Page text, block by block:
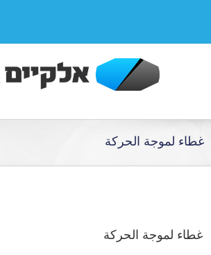
غطاء لموجة الحركة
غطاء لموجة الحركة